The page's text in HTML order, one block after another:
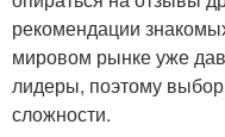
рекомендации
мировом рынке уже
лидеры, поэтому
сложности.